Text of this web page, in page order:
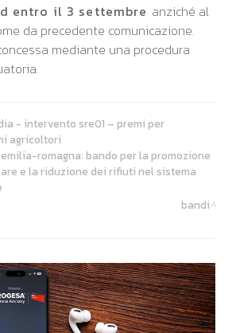
entro il 3 settembre anziché al
da precedente comunicazione.
mediante una procedura
- intervento sre01 – premi per
agricoltori
romagna: bando per la promozione
e la riduzione dei rifiuti nel sistema
bandi